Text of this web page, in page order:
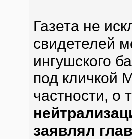
Газета не
свидетелей
ингушского
под кличкой
частности, о
заявлял